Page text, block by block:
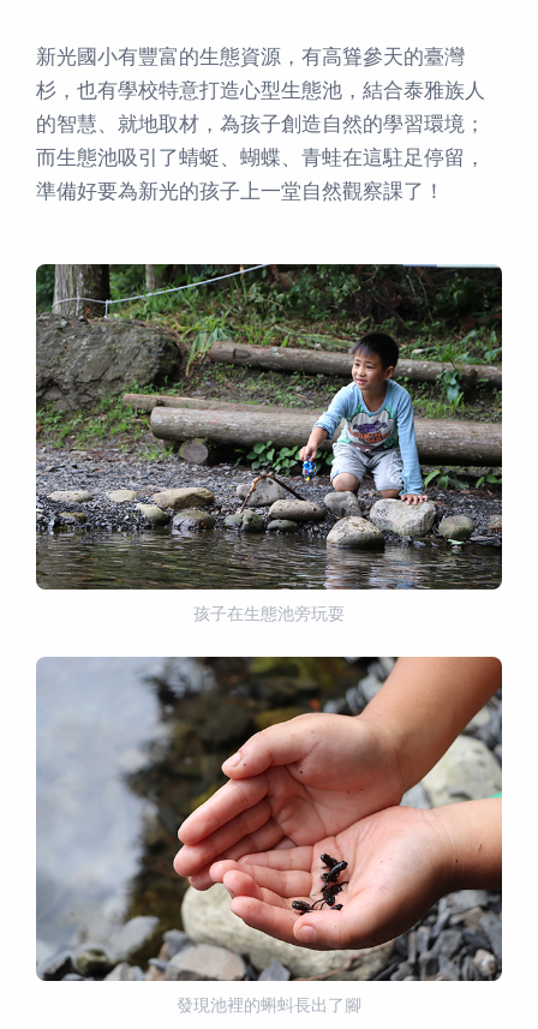
新光國小有豐富的生態資源，有高聳參天的臺灣
杉，也有學校特意打造心型生態池，結合泰雅族人
的智慧、就地取材，為孩子創造自然的學習環境；
而生態池吸引了蜻蜓、蝴蝶、青蛙在這駐足停留，
準備好要為新光的孩子上一堂自然觀察課了！
孩子在生態池旁玩耍
發現池裡的蝌蚪長出了腳